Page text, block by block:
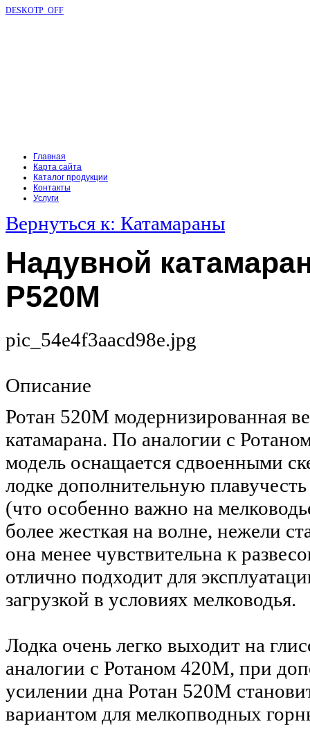
DESKOTP_OFF
Главная
Карта сайта
Каталог продукции
Контакты
Услуги
Вернуться к: Катамараны
Надувной
Р520М
pic_54e4f3aacd98e.jpg
Описание
Ротан 520М модернизированная
катамарана. По аналогии с
модель оснащается сдвоенными
лодке дополнительную
(что особенно важно на
более жесткая на волне, нежели
она менее чувствительна к
отлично подходит для
загрузкой в условиях мелководья.
Лодка очень легко выходит на
аналогии с Ротаном 420М, при
усилении дна Ротан 520М
вариантом для мелкопводных